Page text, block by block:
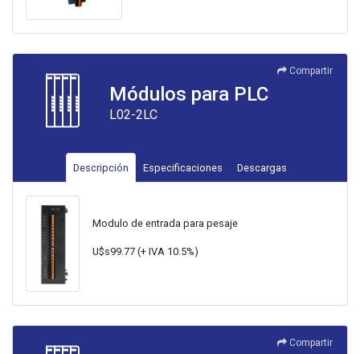
Compartir
Módulos para PLC
L02-2LC
Descripción Especificaciones Descargas
Modulo de entrada para pesaje
U$s99.77 (+ IVA 10.5%)
Compartir